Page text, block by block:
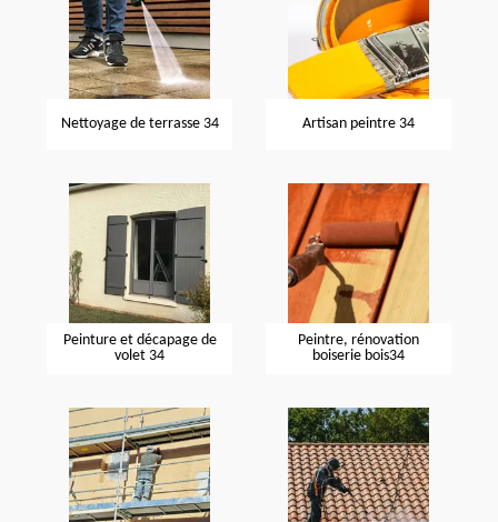
Nettoyage de terrasse 34 Artisan peintre 34
Peinture et décapage de
volet 34
Peintre, rénovation
boiserie bois34